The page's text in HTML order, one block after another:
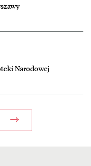
Narodowej
Biblioteki